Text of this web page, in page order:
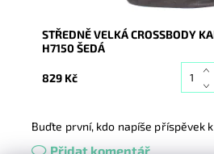
STŘEDNĚ VELKÁ CROSSBODY
H7150 ŠEDÁ
829 Kč
Buďte první, kdo napíše příspěvek
Přidat komentář